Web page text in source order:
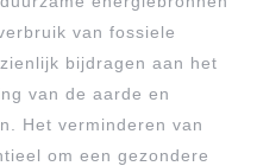
van fossiele
bijdragen aan het
van de aarde en
Het verminderen van
om een gezondere